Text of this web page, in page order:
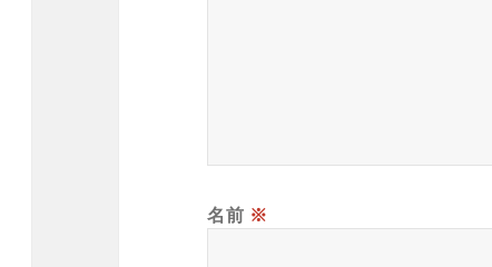
名前 ※